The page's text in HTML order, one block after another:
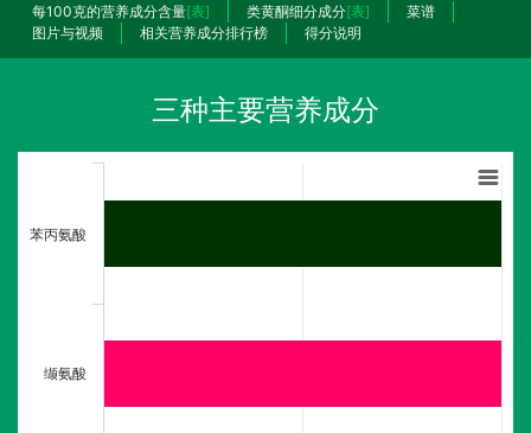
每100克的营养成分含量[表] 类黄酮细分成分[表]
菜谱
图片与视频
相关营养成分排行榜 得分说明
三种主要营养成分
苯丙氨酸
缬氨酸